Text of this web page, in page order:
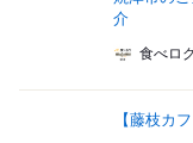
介
食べロ
【藤枝カ